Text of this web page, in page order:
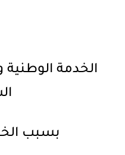
الخدمة الوطنية
بسبب